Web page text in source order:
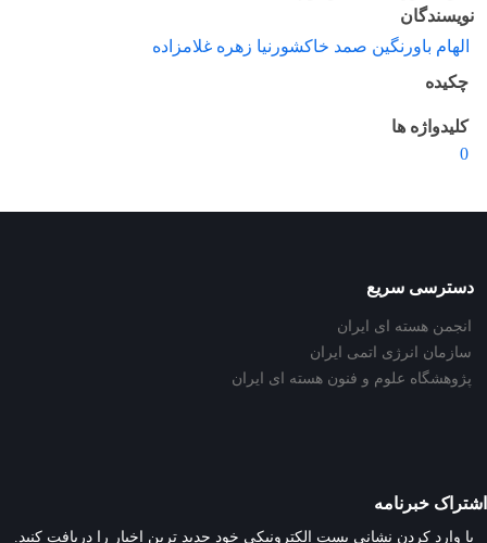
نویسندگان
الهام باورنگین صمد خاکشورنیا زهره غلامزاده
چکیده
کلیدواژه ها
0
دسترسی سریع
انجمن هسته ای ایران
سازمان انرژی اتمی ایران
پژوهشگاه علوم و فنون هسته ای ایران
اشتراک خبرنامه
با وارد کردن نشانی پست الکترونیکی خود جدید ترین اخبار را دریافت کنید.